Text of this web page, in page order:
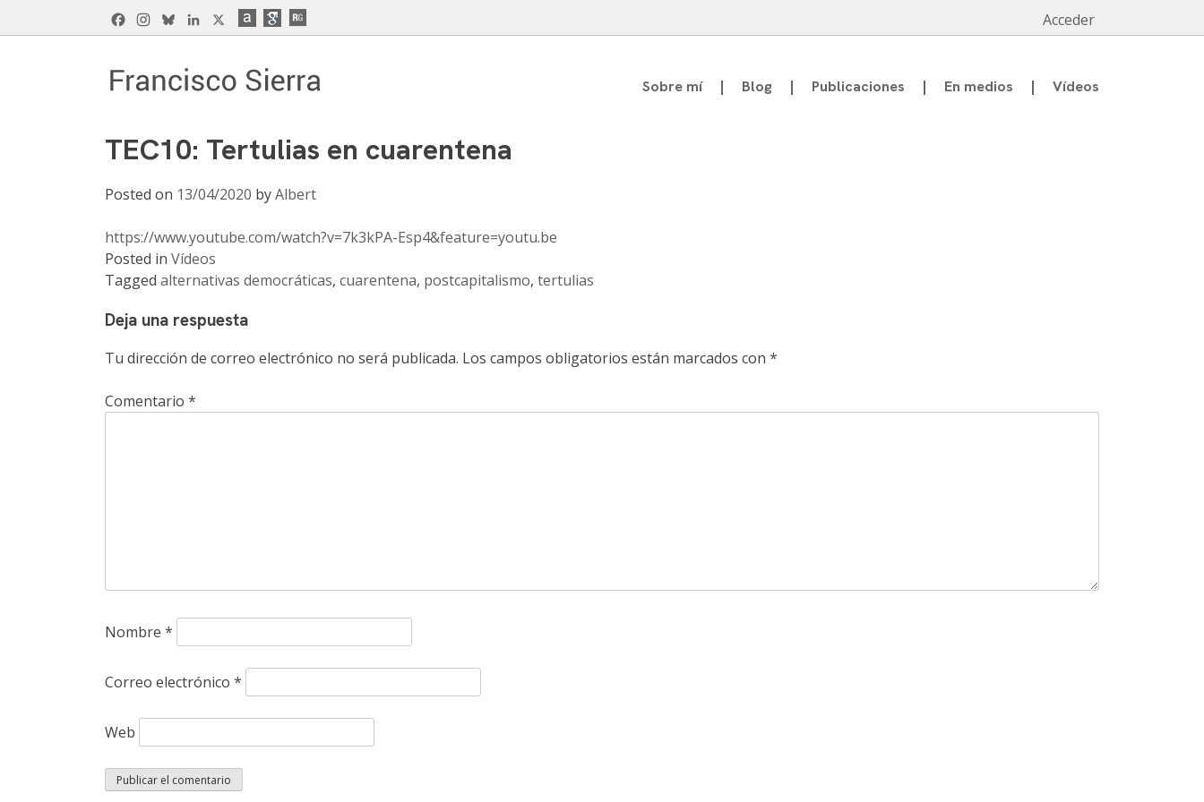
to
FacebookInstagram
BlueskyLinkedIn Acceder
Sobre mí Blog Publicaciones En medios Vídeos
TEC10: Tertulias en cuarentena
Posted on 13/04/2020 byAlbert
https://www.youtube.com/watch?v=7k3kPA-Esp4&feature=youtu.be
Posted in Vídeos
Tagged alternativas democráticas, cuarentena, postcapitalismo, tertulias
Deja una respuesta
Tu dirección de correo electrónico no será publicada. Los campos obligatorios están marcados con *
Comentario *
Nombre *
Correo electrónico *
Web